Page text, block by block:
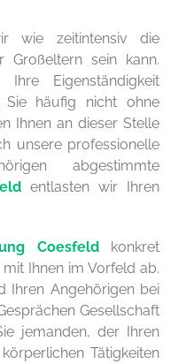
wie zeitintensiv die
sein kann.
Eigenständigkeit
Sie häufig nicht ohne
Ihnen an dieser Stelle
unsere professionelle
abgestimmte
entlasten wir Ihren
Coesfeldkonkret
Ihnen im Vorfeld ab.
Ihren Angehörigen bei
Gesellschaft
jemanden, der Ihren
Tätigkeiten